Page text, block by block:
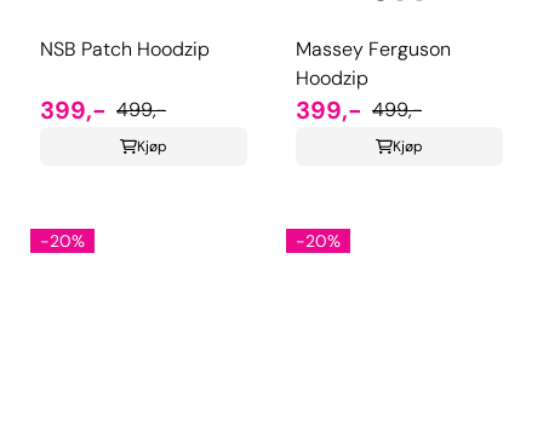
NSB Patch Hoodzip
399,- 499,-
Kjøp
Massey Ferguson
Hoodzip
399,- 499,-
Kjøp
-20% -20%